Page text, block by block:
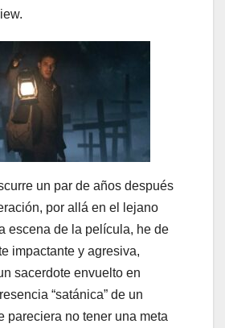
un par de años después
por allá en el lejano
escena de la película, he de
impactante y agresiva,
sacerdote envuelto en
“satánica” de un
pareciera no tener una meta